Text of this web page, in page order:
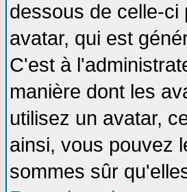
dessous de celle-ci
avatar, qui est
C'est à
manière dont les
utilisez un avatar,
ainsi, vous pouvez
sommes sûr